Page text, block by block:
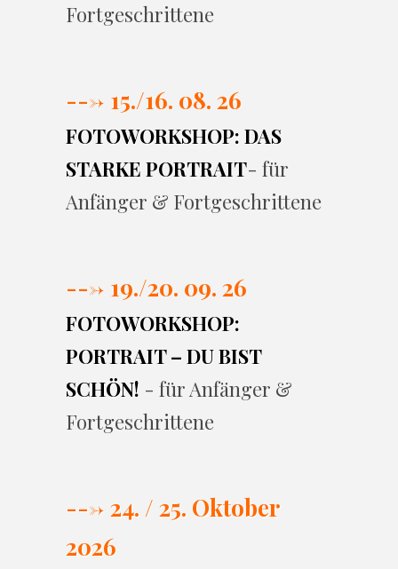
Fortgeschrittene
---> 15./16. 08. 26
FOTOWORKSHOP: DAS
STARKE PORTRAIT- für
Anfänger & Fortgeschrittene
---> 19./20. 09. 26
FOTOWORKSHOP:
PORTRAIT – DU BIST
SCHÖN! - für Anfänger &
Fortgeschrittene
---> 24. / 25. Oktober
2026